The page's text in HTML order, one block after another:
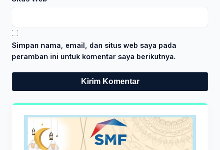
Simpan nama, email, dan situs web saya pada
peramban ini untuk komentar saya berikutnya.